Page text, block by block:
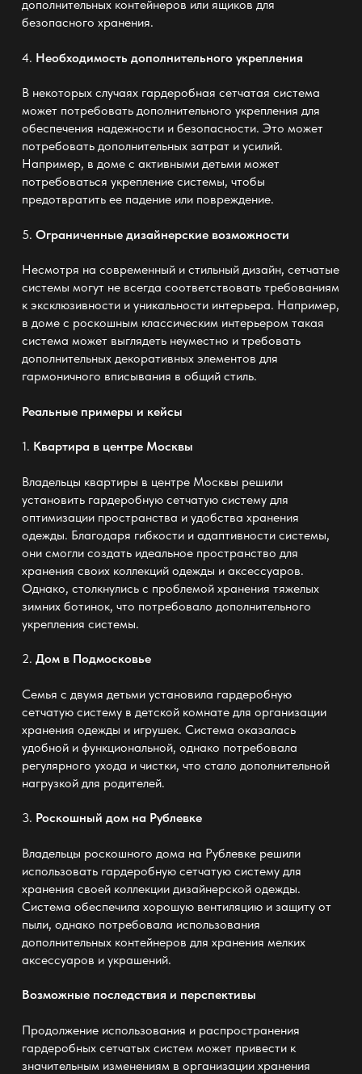
дополнительных контейнеров или ящиков для
безопасного хранения.
4. Необходимость дополнительного укрепления
В некоторых случаях гардеробная сетчатая система
может потребовать дополнительного укрепления для
обеспечения надежности и безопасности. Это может
потребовать дополнительных затрат и усилий.
Например, в доме с активными детьми может
потребоваться укрепление системы, чтобы
предотвратить ее падение или повреждение.
5. Ограниченные дизайнерские возможности
Несмотря на современный и стильный дизайн, сетчатые
системы могут не всегда соответствовать требованиям
к эксклюзивности и уникальности интерьера. Например,
в доме с роскошным классическим интерьером такая
система может выглядеть неуместно и требовать
дополнительных декоративных элементов для
гармоничного вписывания в общий стиль.
Реальные примеры и кейсы
1. Квартира в центре Москвы
Владельцы квартиры в центре Москвы решили
установить гардеробную сетчатую системудля
оптимизации пространства и удобства хранения
одежды. Благодаря гибкости и адаптивности системы,
они смогли создать идеальное пространство для
хранения своих коллекций одежды и аксессуаров.
Однако, столкнулись с проблемой хранения тяжелых
зимних ботинок, что потребовало дополнительного
укрепления системы.
2. Дом в Подмосковье
Семья с двумя детьми установила гардеробную
сетчатую системув детской комнате для организации
хранения одежды и игрушек. Система оказалась
удобной и функциональной, однако потребовала
регулярного ухода и чистки, что стало дополнительной
нагрузкой для родителей.
3. Роскошный дом на Рублевке
Владельцы роскошного дома на Рублевке решили
использовать гардеробную сетчатую системудля
хранения своей коллекции дизайнерской одежды.
Система обеспечила хорошую вентиляцию и защиту от
пыли, однако потребовала использования
дополнительных контейнеров для хранения мелких
аксессуаров и украшений.
Возможные последствия и перспективы
Продолжение использования и распространения
гардеробных сетчатых систем может привести к
значительным изменениям в организации хранения